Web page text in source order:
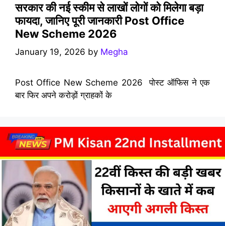
सरकार की नई स्कीम से लाखों लोगों को मिलेगा बड़ा
फायदा, जानिए पूरी जानकारी Post Office
New Scheme 2026
January 19, 2026 by Megha
Post Office New Scheme 2026 पोस्ट ऑफिस ने एक
बार फिर अपने करोड़ों ग्राहकों के